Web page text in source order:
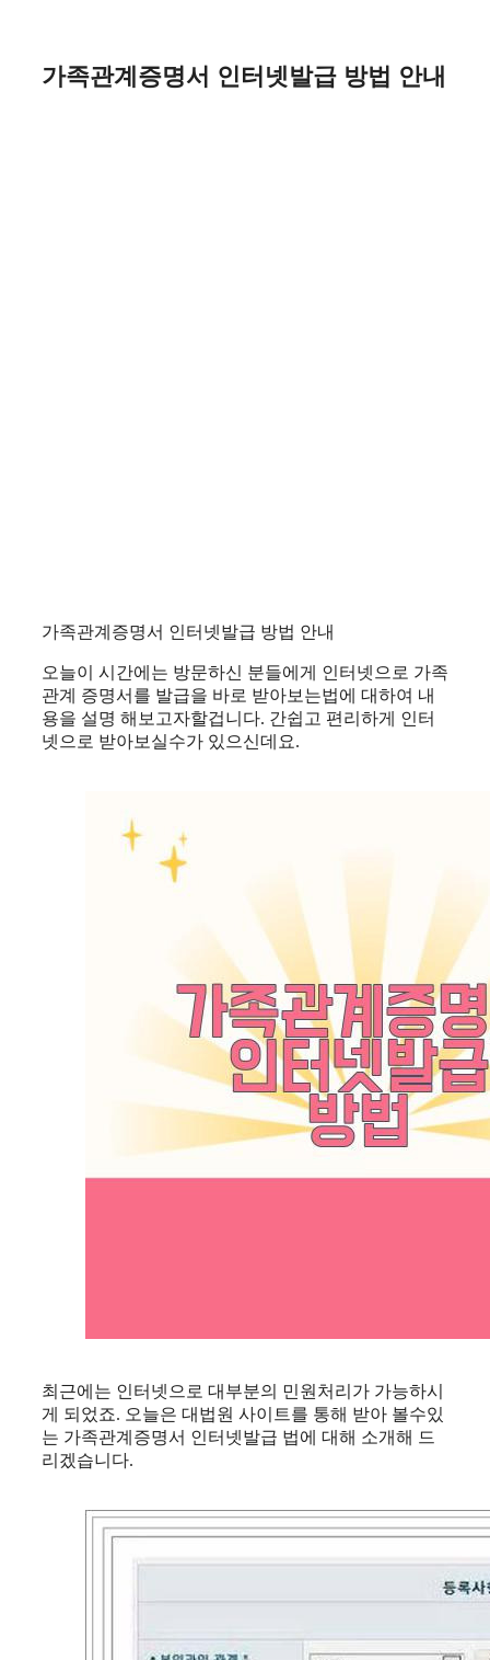
가족관계증명서 인터넷발급 방법 안내
가족관계증명서 인터넷발급 방법 안내
오늘이 시간에는 방문하신 분들에게 인터넷으로 가족
관계 증명서를 발급을 바로 받아보는법에 대하여 내
용을 설명 해보고자할겁니다. 간쉽고 편리하게 인터
넷으로 받아보실수가 있으신데요.
최근에는 인터넷으로 대부분의 민원처리가 가능하시
게 되었죠. 오늘은 대법원 사이트를 통해 받아 볼수있
는 가족관계증명서 인터넷발급 법에 대해 소개해 드
리겠습니다.